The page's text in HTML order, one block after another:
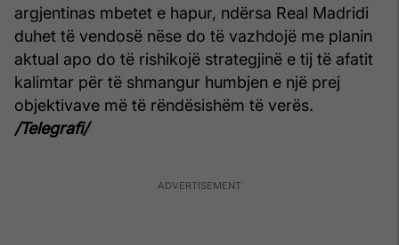
argjentinas mbetet e hapur, ndërsa Real Madridi
duhet të vendosë nëse do të vazhdojë me planin
aktual apo do të rishikojë strategjinë e tij të afatit
kalimtar për të shmangur humbjen e një prej
objektivave më të rëndësishëm të verës.
/Telegrafi/